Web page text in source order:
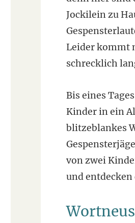
Jockilein zu
Leider kommt
schrecklich
Bis eines
Kinder in ein
blitzeblankes
von zwei
und